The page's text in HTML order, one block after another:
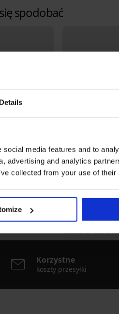
Details
media features and to
advertising and analytics
collected from your use of
spodobać
4,9
-20% BRA20
Biustonosz
157,99 zł
126,39 zł kod:
Korzystne
koszty przesyłki